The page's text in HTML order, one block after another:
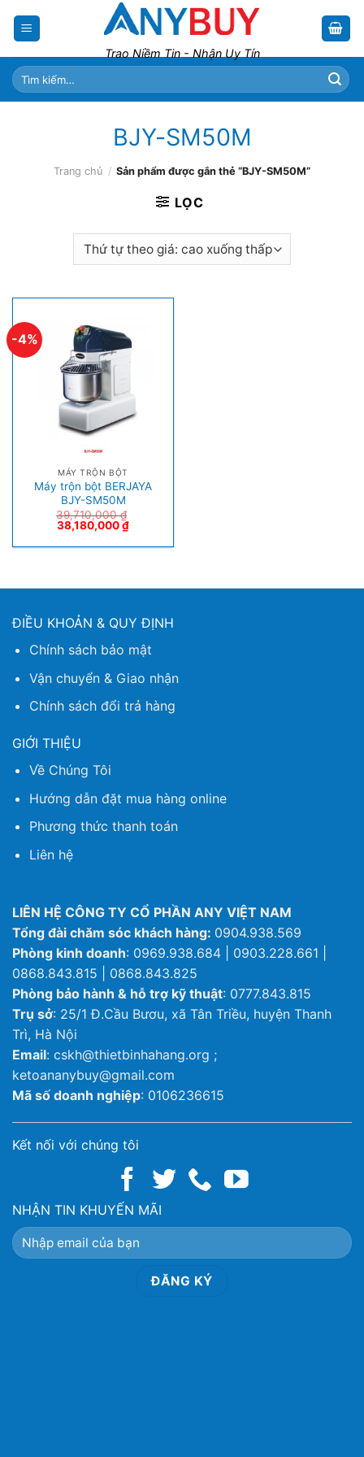
Trao Niềm Tin - Nhận Uy Tín
Tìm
kiếm:
BJY-SM50M
Trang chủ / Sản phẩm được gắn thẻ “BJY-SM50M”
LỌC
-4%
MÁY TRỘN BỘT
Máy trộn bột BERJAYA
BJY-SM50M
39,710,000₫
38,180,000₫
ĐIỀU KHOẢN & QUY ĐỊNH
Chính sách bảo mật
Vận chuyển & Giao nhận
Chính sách đổi trả hàng
GIỚI THIỆU
Về Chúng Tôi
Hướng dẫn đặt mua hàng online
Phương thức thanh toán
Liên hệ
LIÊN HỆ CÔNG TY CỔ PHẦN ANY VIỆT NAM
Tổng đài chăm sóc khách hàng: 0904.938.569
Phòng kinh doanh: 0969.938.684 | 0903.228.661 |
0868.843.815 | 0868.843.825
Phòng bảo hành & hỗ trợ kỹ thuật: 0777.843.815
Trụ sở: 25/1 Đ.Cầu Bươu, xã Tân Triều, huyện Thanh
Trì, Hà Nội
Email: cskh@thietbinhahang.org ;
ketoananybuy@gmail.com
Mã số doanh nghiệp: 0106236615
Kết nối với chúng tôi
NHẬN TIN KHUYẾN MÃI